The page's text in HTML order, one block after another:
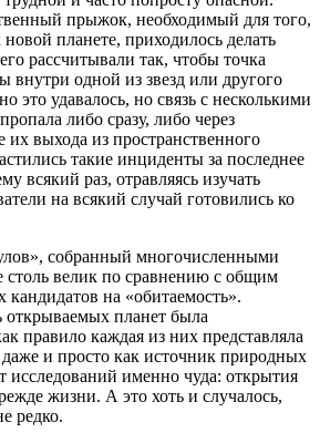
прыжок, необходимый для того,
планете, приходилось делать
рассчитывали так, чтобы точка
внутри одной из звезд или другого
это удавалось, но связь с несколькими
либо сразу, либо через
их выхода из пространственного
такие инциденты за последнее
всякий раз, отравляясь изучать
на всякий случай готовились ко
собранный многочисленными
столь велик по сравнению с общим
на «обитаемость».
открываемых планет была
правило каждая из них представляла
даже и просто как источник природных
исследований именно чуда: открытия
жизни. А это хоть и случалось,
редко.